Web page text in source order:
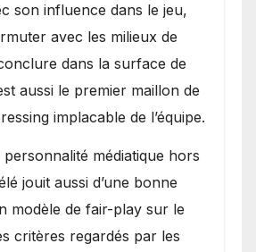
son influence dans le jeu,
avec les milieux de
dans la surface de
aussi le premier maillon de
implacable de l’équipe.
médiatique hors
jouit aussi d’une bonne
modèle de fair-play sur le
critères regardés par les